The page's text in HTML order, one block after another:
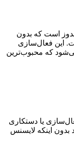
است که بدون
این فعال‌سازی
می‌شود که محبوب‌ترین
یا دستکاری
بدون اینکه لایسنس